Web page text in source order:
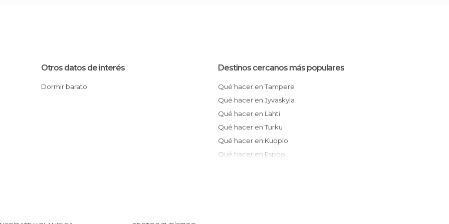
Otros datos de interés
Dormir barato
Destinos cercanos más populares
Qué hacer en Tampere
Qué hacer en Jyvaskyla
Qué hacer en Lahti
Qué hacer en Turku
Qué hacer en Kuopio
Qué hacer en Espoo